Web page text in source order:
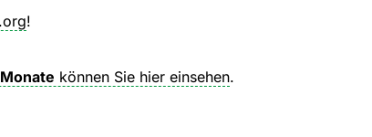
!
können Sie hier einsehen.